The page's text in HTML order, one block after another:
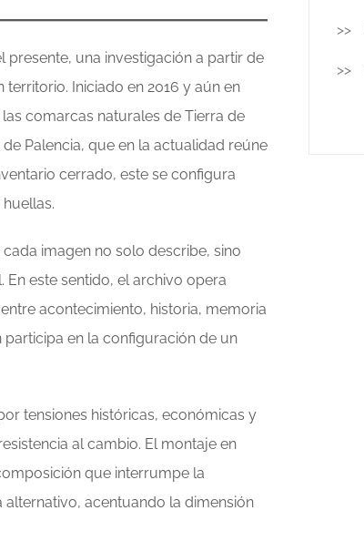
una investigación a partir de
Iniciado en 2016 y aún en
comarcas naturales de Tierra de
Palencia, que en la actualidad reúne
cerrado, este se configura
imagen no solo describe, sino
este sentido, el archivo opera
acontecimiento, historia, memoria
en la configuración de un
tensiones históricas, económicas y
al cambio. El montaje en
que interrumpe la
acentuando la dimensión